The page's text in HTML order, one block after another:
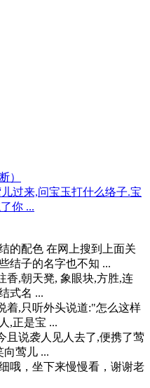
）
过来,问宝玉打什么络子.宝
你 ...
的配色 在网上搜到上面关
结子的名字也不知 ...
香,朝天凳, 象眼块,方胜,连
式名 ...
着,只听外头说道:"怎么这样
,正是宝 ...
且说袭人见人去了,便携了莺
向莺儿 ...
哦，坐下来慢慢看，谢谢老